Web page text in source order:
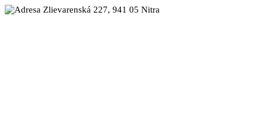
Zlievarenská 227, 941 05 Nitra